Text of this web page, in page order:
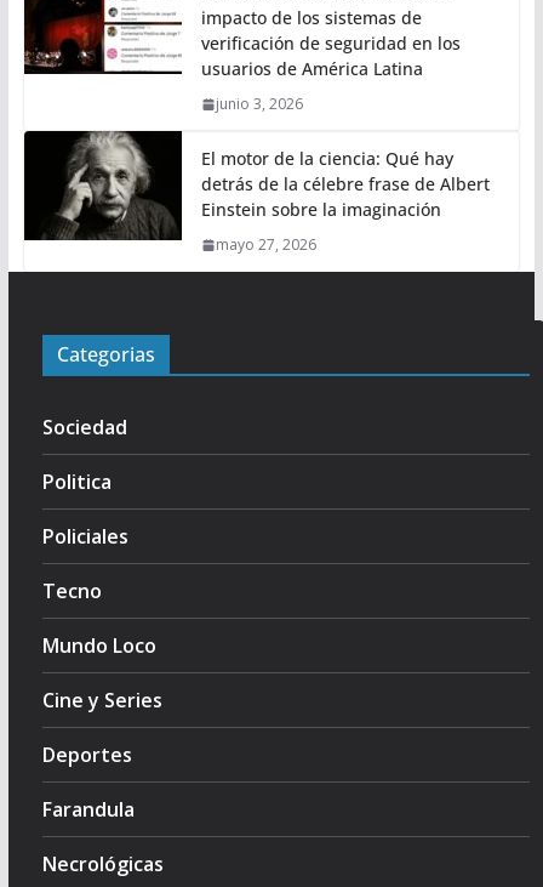
impacto de los sistemas de
verificación de seguridad en los
usuarios de América Latina
junio 3, 2026
El motor de la ciencia: Qué hay
detrás de la célebre frase de Albert
Einstein sobre la imaginación
mayo 27, 2026
Categorias
Sociedad
Politica
Policiales
Tecno
Mundo Loco
Cine y Series
Deportes
Farandula
Necrológicas